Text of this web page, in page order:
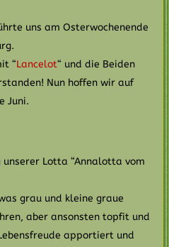
uns am Osterwochenende
“Lancelot“ und die Beiden
Nun hoffen wir auf
Juni.
Lotta “Annalotta vom
grau und kleine graue
aber ansonsten topfit und
apportiert und